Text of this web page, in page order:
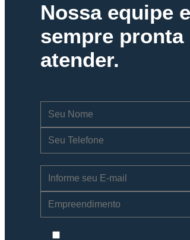
Nossa equipe
sempre pronta
atender.